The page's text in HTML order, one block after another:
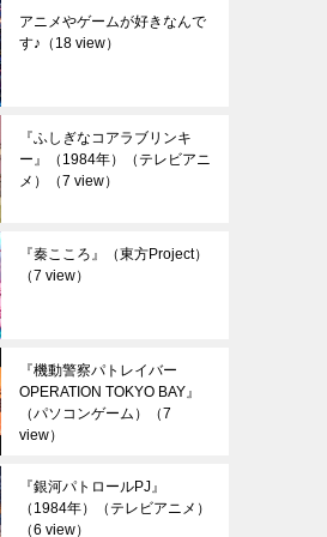
アニメやゲームが好きなんで
す♪ （18 view）
『ふしぎなコアラブリンキ
ー』（1984年）（テレビアニ
メ）
（7 view）
『秦こころ』（東方Project）
（7 view）
『機動警察パトレイバー
OPERATION TOKYO BAY』
（パソコンゲーム）
（7
view）
『銀河パトロールPJ』
（1984年）（テレビアニメ）
（6 view）